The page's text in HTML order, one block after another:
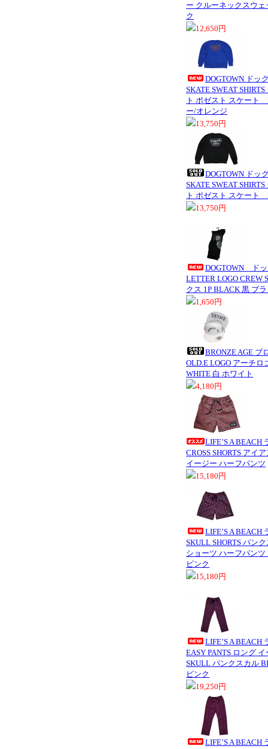
ー クルーネックスウ
ク
12,650円
DOGTOWN ドッ
SKATE SWEAT
ト ポゼスト スケート
ー/オレンジ
13,750円
DOGTOWN ドッ
SKATE SWEAT
ト ポゼスト スケート
13,750円
DOGTOWN ド
LETTER LOGO CREW
クス 1P BLACK 黒 ブ
1,650円
BRONZE AGE ブ
OLD.E LOGO アーチ
WHITE 白 ホワイト
4,180円
LIFE’S A BEACH
CROSS SHORTS アイ
イージー ハーフパンツ
15,180円
LIFE’S A BEACH
SKULL SHORTS パン
ショーツ ハーフパン
ピンク
15,180円
LIFE’S A BEACH
EASY PANTS ロング
SKULL パンクスカル
ピンク
19,250円
LIFE’S A BEACH